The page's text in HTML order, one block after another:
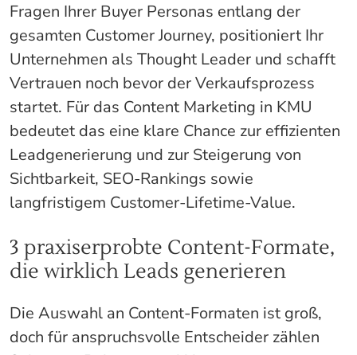
Fragen Ihrer Buyer Personas entlang der
gesamten Customer Journey, positioniert Ihr
Unternehmen als Thought Leader und schafft
Vertrauen noch bevor der Verkaufsprozess
startet. Für das Content Marketing in KMU
bedeutet das eine klare Chance zur effizienten
Leadgenerierung und zur Steigerung von
Sichtbarkeit, SEO-Rankings sowie
langfristigem Customer-Lifetime-Value.
3 praxiserprobte Content-Formate,
die wirklich Leads generieren
Die Auswahl an Content-Formaten ist groß,
doch für anspruchsvolle Entscheider zählen